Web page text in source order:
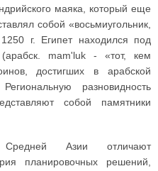
маяка, который еще
собой «восьмиугольник,
г. Египет находился под
mam'luk - «тот, кем
достигших в арабской
разновидность
собой памятники
Средней Азии отличают
планировочных решений,